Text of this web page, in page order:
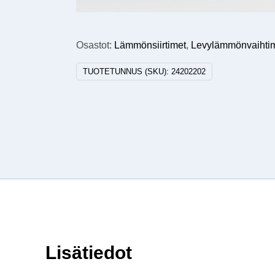
Osastot: Lämmönsiirtimet,
TUOTETUNNUS (SKU):24202202
Lisätiedot